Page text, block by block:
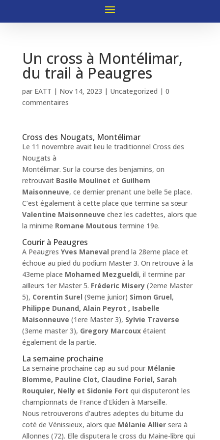
Un cross à Montélimar,
du trail à Peaugres
par EATT | Nov 14, 2023 | Uncategorized | 0
commentaires
Cross des Nougats, Montélimar
Le 11 novembre avait lieu le traditionnel Cross des
Nougats à
Montélimar. Sur la course des benjamins, on
retrouvait Basile Moulinet et Guilhem
Maisonneuve, ce dernier prenant une belle 5e place.
C’est également à cette place que termine sa sœur
Valentine Maisonneuve chez les cadettes, alors que
la minime Romane Moutous termine 19e.
Courir à Peaugres
A Peaugres Yves Maneval prend la 28eme place et
échoue au pied du podium Master 3. On retrouve à la
43eme place Mohamed Mezgueldi, il termine par
ailleurs 1er Master 5. Fréderic Misery(2eme Master
5), Corentin Surel (9eme junior) Simon Gruel,
Philippe Dunand, Alain Peyrot , Isabelle
Maisonneuve (1ere Master 3), Sylvie Traverse
(3eme master 3), Gregory Marcouxétaient
également de la partie.
La semaine prochaine
La semaine prochaine cap au sud pour Mélanie
Blomme, Pauline Clot, Claudine Foriel, Sarah
Rouquier, Nelly et Sidonie Fort qui disputeront les
championnats de France d’Ekiden à Marseille.
Nous retrouverons d’autres adeptes du bitume du
coté de Vénissieux, alors que Mélanie Alliersera à
Allonnes (72). Elle disputera le cross du Maine-libre qui